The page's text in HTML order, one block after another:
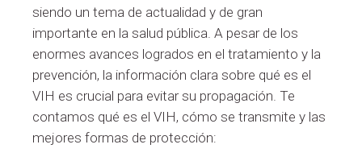
siendo un tema de actualidad y de gran
importante en la salud pública. A pesar de los
enormes avances logrados en el tratamiento y la
prevención, la información clara sobre qué es el
VIH es crucial para evitar su propagación. Te
contamos qué es el VIH, cómo se transmite y las
mejores formas de protección: